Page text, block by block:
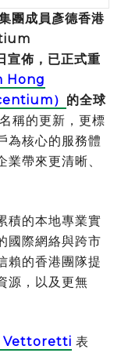
團成員彥德香港
宣佈，已正式重
Hong
） 的全球
稱的更新，更標
為核心的服務體
帶來更清晰、
積的本地專業實
國際網絡與跨市
賴的香港團隊提
源，以及更無
Vettoretti 表